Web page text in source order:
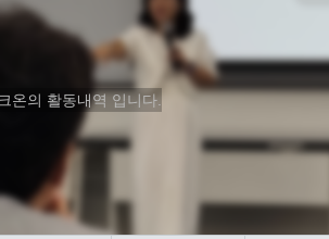
온의 활동내역 입니다.